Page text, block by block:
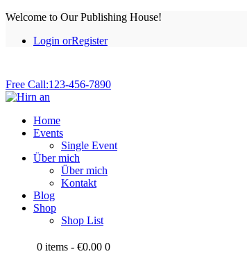
Welcome to Our Publishing House!
Login orRegister
Free Call:123-456-7890
Home
Events
Single Event
Über mich
Über mich
Kontakt
Blog
Shop
Shop List
0 items - €0.00 0